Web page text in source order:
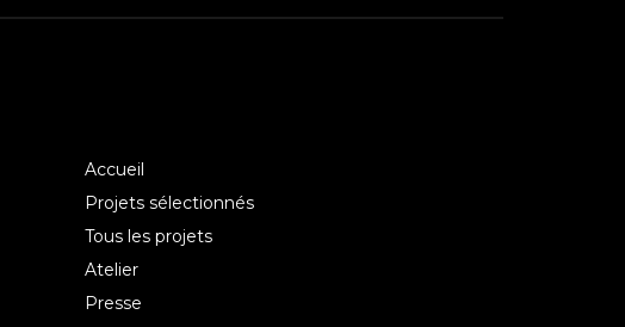
Accueil
Projets sélectionnés
Tous les projets
Atelier
Presse